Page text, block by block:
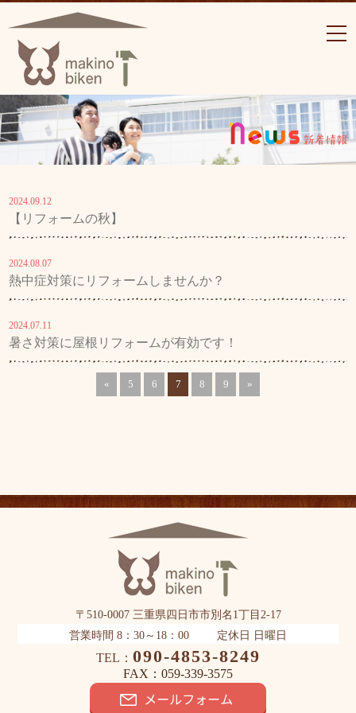
2024.09.12
【リフォームの秋】
2024.08.07
熱中症対策にリフォームしませんか？
2024.07.11
暑さ対策に屋根リフォームが有効です！
« 5 6 7 8 9 »
〒510-0007 三重県四日市市別名1丁目2-17
営業時間 8：30～18：00
定休日 日曜日
TEL： 090-4853-8249
FAX：059-339-3575